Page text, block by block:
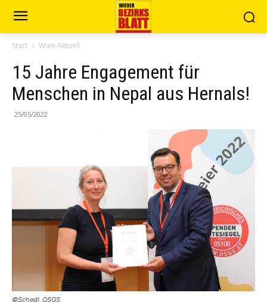
Start Wien Aktuell
15 Jahre Engagement für
Menschen in Nepal aus Hernals!
25/05/2022
©Schedl_OSGS